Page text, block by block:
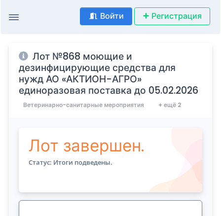
Войти Регистрация
Лот №868 моющие и
дезинфицирующие средства для
нужд АО «АКТИОН-АГРО»
единоразовая поставка до 05.02.2026
Ветеринарно-санитарные мероприятия + ещё 2
Лот завершен.
Статус: Итоги подведены.